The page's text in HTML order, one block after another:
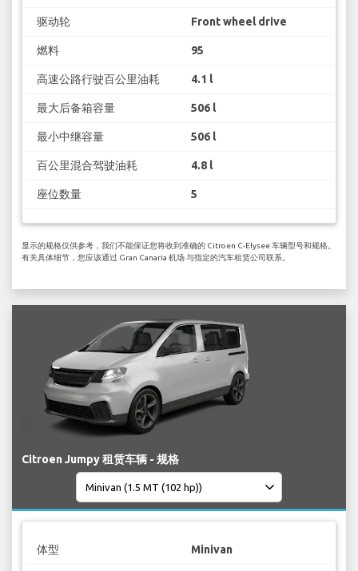
驱动轮 Front wheel drive
燃料 95
高速公路行驶百公里油耗 4.1 l
最大后备箱容量 506 l
最小中继容量 506 l
百公里混合驾驶油耗 4.8 l
座位数量 5
显示的规格仅供参考，我们不能保证您将收到准确的 Citroen C-Elysee 车辆型号和规格。
有关具体细节，您应该通过 Gran Canaria 机场 与指定的汽车租赁公司联系。
Citroen Jumpy 租赁车辆 - 规格
体型 Minivan